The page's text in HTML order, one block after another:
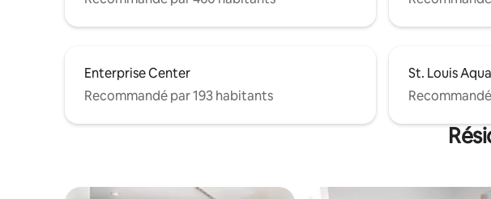
Enterprise Center
Recommandé par 193 habitants
St. Louis